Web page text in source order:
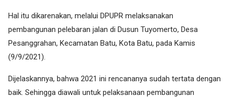
Hal itu dikarenakan, melalui DPUPR melaksanakan
pembangunan pelebaran jalan di Dusun Tuyomerto, Desa
Pesanggrahan, Kecamatan Batu, Kota Batu, pada Kamis
(9/9/2021).
Dijelaskannya, bahwa 2021 ini rencananya sudah tertata dengan
baik. Sehingga diawali untuk pelaksanaan pembangunan